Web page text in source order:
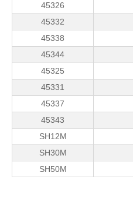
45326
45332
45338
45344
45325
45331
45337
45343
SH12M
SH30M
SH50M